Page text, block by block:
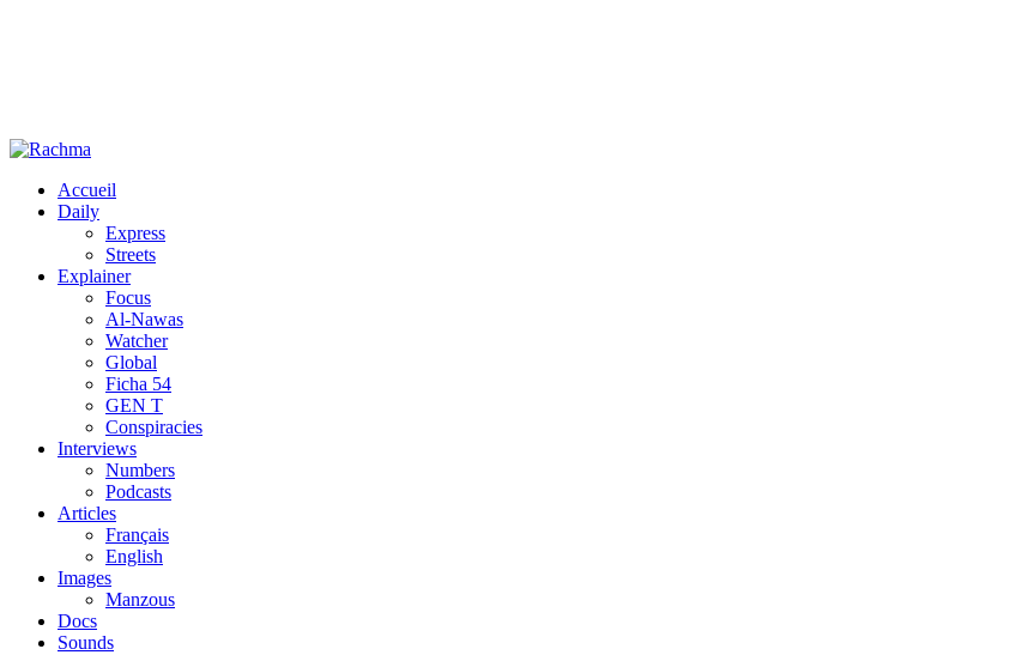
Accueil
Daily
Express
Streets
Explainer
Focus
Al-Nawas
Watcher
Global
Ficha 54
GEN T
Conspiracies
Interviews
Numbers
Podcasts
Articles
Français
English
Images
Manzous
Docs
Sounds